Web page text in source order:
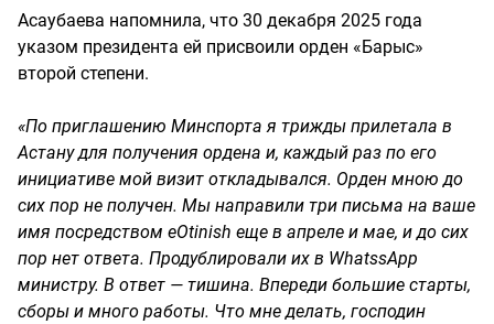
Асаубаева напомнила, что 30 декабря 2025 года
указом президента ей присвоили орден «Барыс»
второй степени.
«По приглашению Минспорта я трижды прилетала в
Астану для получения ордена и, каждый раз по его
инициативе мой визит откладывался. Орден мною до
сих пор не получен. Мы направили три письма на ваше
имя посредством eOtinish еще в апреле и мае, и до сих
пор нет ответа. Продублировали их в WhatssApp
министру. В ответ — тишина. Впереди большие старты,
сборы и много работы. Что мне делать, господин